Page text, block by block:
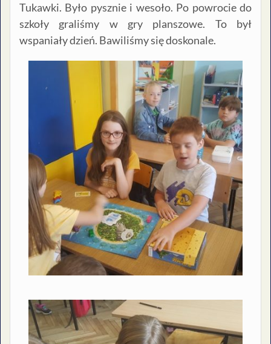
Tukawki. Było pysznie i wesoło. Po powrocie do
szkoły graliśmy w gry planszowe. To był
wspaniały dzień. Bawiliśmy się doskonale.